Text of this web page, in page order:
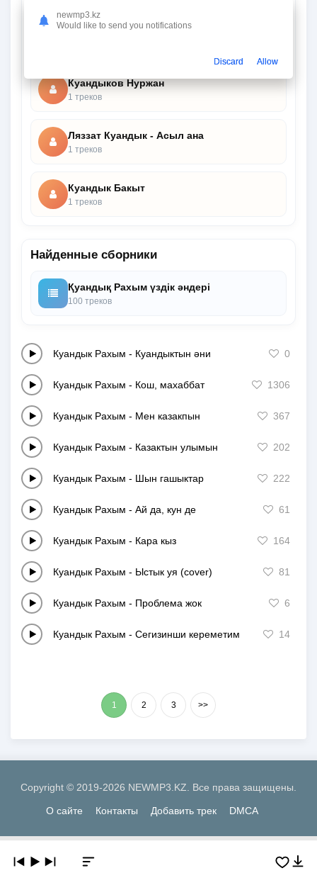
Куандык Узакбайулы
Куандыков Нуржан
1 треков
Ляззат Куандык - Асыл ана
1 треков
Куандык Бакыт
1 треков
Найденные сборники
Қуандық Рахым үздік әндері
100 треков
Куандык Рахым - Куандыктын əни 0
Куандык Рахым - Кош, махаббат 1306
Куандык Рахым - Мен казакпын 367
Куандык Рахым - Казактын улымын 202
Куандык Рахым - Шын гашыктар 222
Куандык Рахым - Ай да, кун де 61
Куандык Рахым - Кара кыз 164
Куандык Рахым - Ыстык уя (cover) 81
Куандык Рахым - Проблема жок 6
Куандык Рахым - Сегизинши кереметим 14
1 2 3 >>
Copyright © 2019-2026 NEWMP3.KZ. Все права защищены.
О сайте Контакты Добавить трек DMCA
newmp3.kz
Would like to send you notifications
Discard Allow